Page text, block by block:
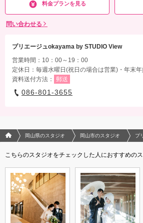
料金プランを見る
問い合わせる
プリエージュokayama by STUDIO View
営業時間：10：00～19：00
定休日：毎週水曜日(祝日の場合は営業)・年末
資料送付方法：
郵送
086-801-3655
フォトウエディング/結婚写真のPhotorait ホーム
岡山県のスタジオ 岡山市のスタジオ プ
こちらのスタジオをチェックした人におすすめの